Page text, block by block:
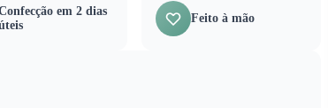
em 2 dias
Feito à mão